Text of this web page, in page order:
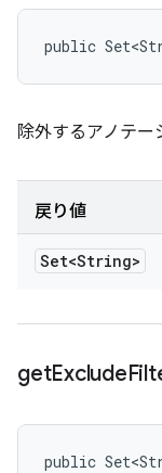
public
除外するアノテー
戻り値
Set<String>
getExclude
public